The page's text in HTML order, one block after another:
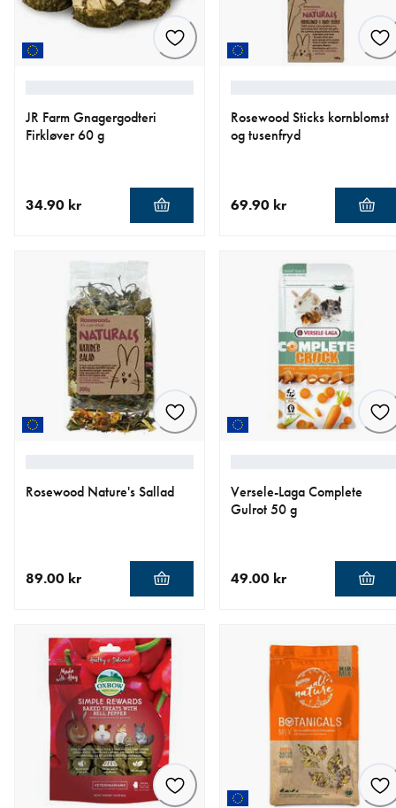
JR Farm Gnagergodteri
Firkløver 60 g
34.90 kr
Rosewood Sticks kornblomst
og tusenfryd
69.90 kr
Rosewood Nature's Sallad
89.00 kr
Versele-Laga Complete
Gulrot 50 g
49.00 kr